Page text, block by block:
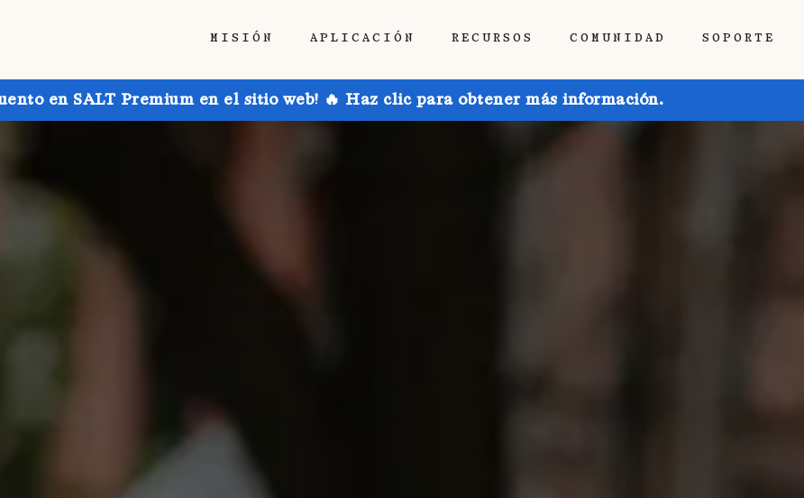
MISIÓN APLICACIÓN RECURSOS COMUNIDAD SOPORTE
en SALT Premium en el sitio web! 🔥 Haz clic para obtener más información.